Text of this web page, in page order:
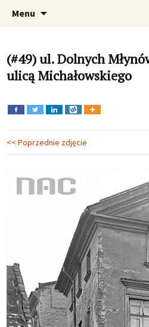
Dawno temu w
archiwalne i
Krakowa
Fotograficzna podróż w
Krakowa, Kraków,
Menu
(#49) ul. Dolnych
ulicą Michałowskiego
<< Poprzednie zdjęcie